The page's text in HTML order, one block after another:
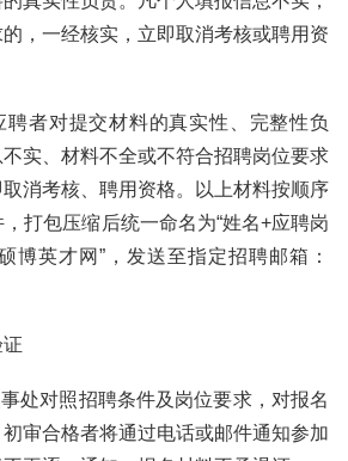
，一经核实，立即取消考核或聘用资
聘者对提交材料的真实性、完整性负
实、材料不全或不符合招聘岗位要求
消考核、聘用资格。以上材料按顺序
打包压缩后统一命名为“姓名+应聘岗
博英才网”，发送至指定招聘邮箱：
证
处对照招聘条件及岗位要求，对报名
审合格者将通过电话或邮件通知参加